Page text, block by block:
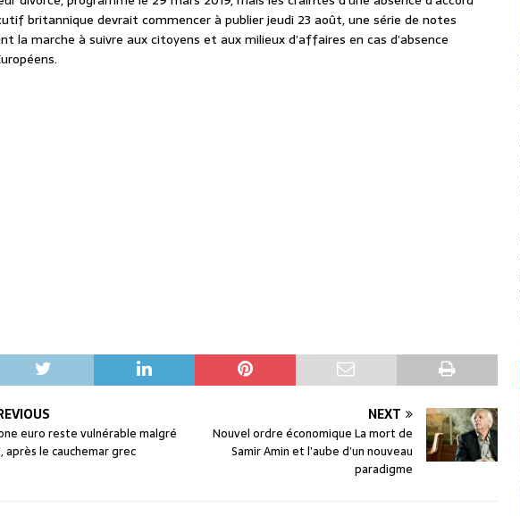
britannique devrait commencer à publier jeudi 23 août, une série de notes
la marche à suivre aux citoyens et aux milieux d’affaires en cas d’absence
euro reste vulnérable malgré
après le cauchemar grec
NEXT
Nouvel ordre économique La mort de
Samir Amin et l’aube d’un nouveau
paradigme